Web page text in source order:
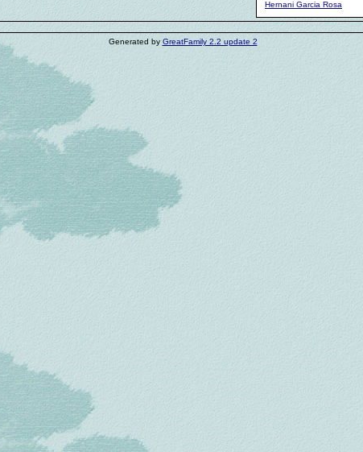
Hernani Garcia Rosa
Generated by GreatFamily 2.2 update 2